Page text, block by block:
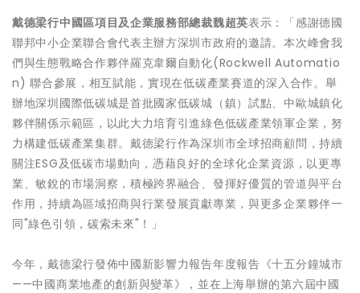
戴德梁行中國區項目及企業服務部總裁魏超英表示：「感謝德國
聯邦中小企業聯合會代表主辦方深圳市政府的邀請。本次峰會我
們與生態戰略合作夥伴羅克韋爾自動化(Rockwell Automatio
n) 聯合參展，相互賦能，實現在低碳產業賽道的深入合作。舉
辦地深圳國際低碳城是首批國家低碳城（鎮）試點、中歐城鎮化
夥伴關係示範區，以此大力培育引進綠色低碳產業領軍企業，努
力構建低碳產業集群。戴德梁行作為深圳市全球招商顧問，持續
關注ESG及低碳市場動向，憑藉良好的全球化企業資源，以更專
業、敏銳的市場洞察，積極跨界融合、發揮好優質的管道與平台
作用，持續為區域招商與行業發展貢獻專業，與更多企業夥伴一
同"綠色引領，碳索未來"！」
今年，戴德梁行發佈中國新影響力報告年度報告《十五分鐘城市
——中國商業地產的創新與變革》，並在上海舉辦的第六屆中國